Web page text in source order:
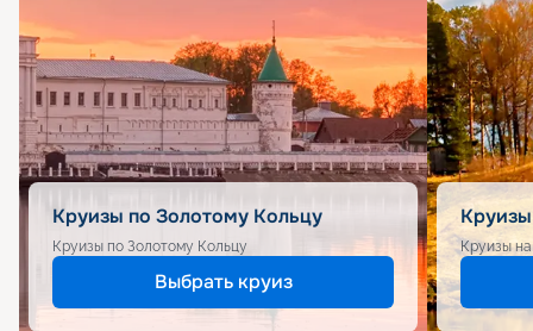
Круизы по Золотому Кольцу
Круизы по Золотому Кольцу
Выбрать круиз
Круизы